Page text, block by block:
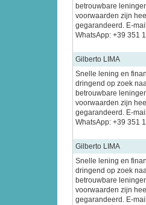
betrouwbare
voorwaarden zijn
gegarandeerd. E-
WhatsApp: +39 351
Gilberto LIMA
Snelle lening en
dringend op zoek
betrouwbare
voorwaarden zijn
gegarandeerd. E-
WhatsApp: +39 351
Gilberto LIMA
Snelle lening en
dringend op zoek
betrouwbare
voorwaarden zijn
gegarandeerd. E-